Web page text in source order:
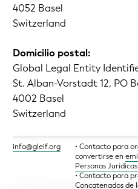
4052 Basel
Switzerland
Domicilio postal:
Global Legal Entity
St. Alban-Vorstadt 12, PO
4002 Basel
Switzerland
info@gleif.org
• Contacto para
convertirse en
Personas
• Contacto para
Concatenados de